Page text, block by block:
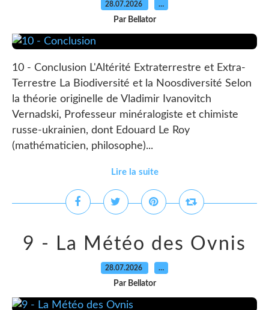
28.07.2026 …
Par Bellator
10 - Conclusion L'Altérité Extraterrestre et Extra-
Terrestre La Biodiversité et la Noosdiversité Selon
la théorie originelle de Vladimir Ivanovitch
Vernadski, Professeur minéralogiste et chimiste
russe-ukrainien, dont Edouard Le Roy
(mathématicien, philosophe)...
Lire la suite
9 - La Météo des Ovnis
28.07.2026 …
Par Bellator